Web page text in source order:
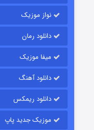
قسمت
نواز موزیک
دانلود رمان
میفا موزیک
دانلود آهنگ
دانلود ریمکس
موزیک جدید پاپ